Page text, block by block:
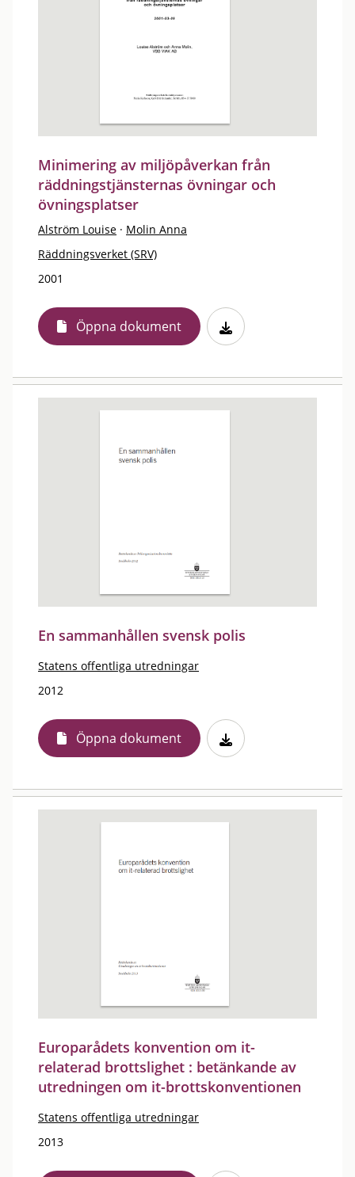
Minimering av miljöpåverkan från
räddningstjänsternas övningar och
övningsplatser
Alström Louise · Molin Anna
Räddningsverket (SRV)
2001
Öppna dokument
En sammanhållen svensk polis
Statens offentliga utredningar
2012
Öppna dokument
Europarådets konvention om it-
relaterad brottslighet : betänkande av
utredningen om it-brottskonventionen
Statens offentliga utredningar
2013